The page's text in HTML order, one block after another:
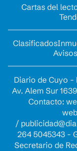
Cartas del
Clasificados
Diario de Cuyo -
Av. Alem Sur
Contacto:
/
264 5045343 -
Secretario de